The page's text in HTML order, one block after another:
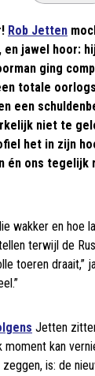
Rob Jetten
en jawel hoor:
ging
totale
een
niet te
het in zijn
én ons
wakker en hoe
terwijl de
toeren draait,”
Jetten
kan
is: de